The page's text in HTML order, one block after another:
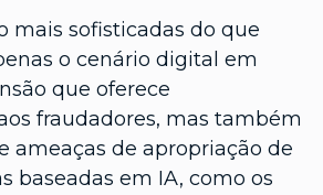
mais sofisticadas do que
o cenário digital em
que oferece
fraudadores, mas também
ameaças de apropriação de
baseadas em IA, como os